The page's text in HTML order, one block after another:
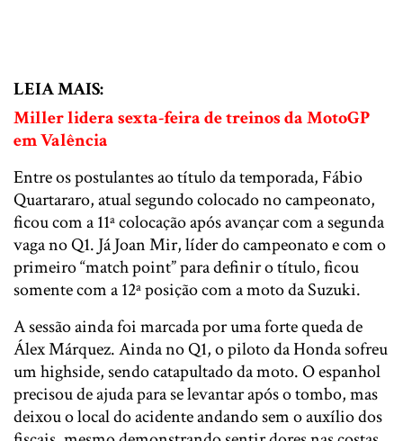
LEIA MAIS:
Miller lidera sexta-feira de treinos da MotoGP
em Valência
Entre os postulantes ao título da temporada, Fábio
Quartararo, atual segundo colocado no campeonato,
ficou com a 11ª colocação após avançar com a segunda
vaga no Q1. Já Joan Mir, líder do campeonato e com o
primeiro “match point” para definir o título, ficou
somente com a 12ª posição com a moto da Suzuki.
A sessão ainda foi marcada por uma forte queda de
Álex Márquez. Ainda no Q1, o piloto da Honda sofreu
um highside, sendo catapultado da moto. O espanhol
precisou de ajuda para se levantar após o tombo, mas
deixou o local do acidente andando sem o auxílio dos